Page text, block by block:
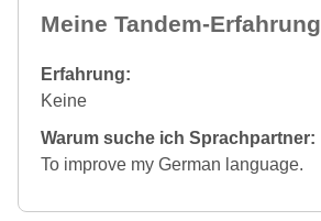
Meine Tandem-Erfahrung
Erfahrung:
Keine
Warum suche ich Sprachpartner:
To improve my German language.